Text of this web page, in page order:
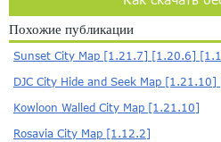
Похожие публикации
Sunset City Map [1.21.7] [1.20.6]
DJC City Hide and Seek Map
Kowloon Walled City Map [1.21.10]
Rosavia City Map [1.12.2]